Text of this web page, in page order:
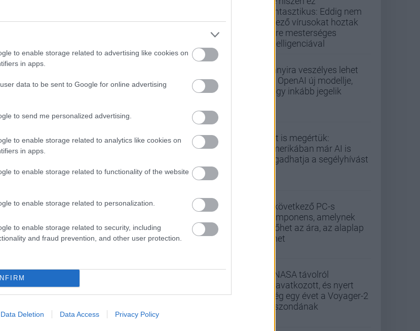
to enable storage related to advertising like cookies on
in apps.
data to be sent to Google for online advertising
to send me personalized advertising.
to enable storage related to analytics like cookies on
in apps.
to enable storage related to functionality of the website
to enable storage related to personalization.
to enable storage related to security, including
and fraud prevention, and other user protection.
Data Deletion Data Access Privacy Policy
a CD Projekt RED
Project Hadarról
a Cyberpunk 2-t, addig a CDPR
fantasztikus: Eddig nem
létező vírusokat hoztak
létre mesterséges
intelligenciával
Annyira veszélyes lehet
az OpenAI új modellje,
hogy inkább jegelik
Ezt is megértük:
Amerikában már AI is
fogadhatja a segélyhívást
A következő PC-s
komponens, amelynek
kilőhet az ára, az alaplap
lehet
A NASA távolról
beavatkozott, és nyert
még egy évet a Voyager-2
űrszondának